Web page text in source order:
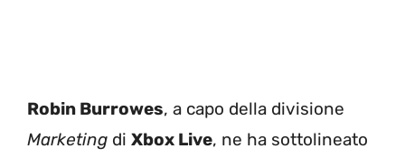
Robin Burrowes, a capo della divisione
Marketing di Xbox Live, ne ha sottolineato